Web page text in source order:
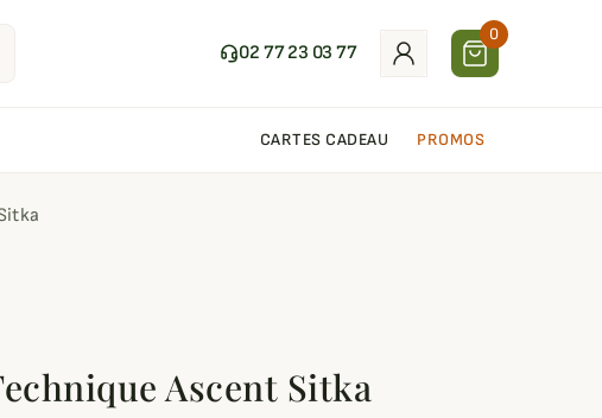
02 77 23 03 77
0
CARTES CADEAU PROMOS
Ascent Sitka